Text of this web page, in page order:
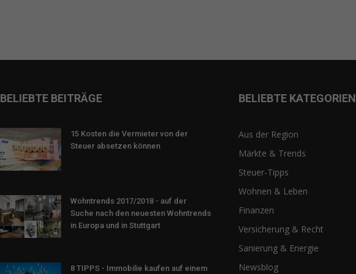
BELIEBTE BEITRÄGE
15 Kosten die Vermieter von der
Steuer absetzen können
Wohntrends 2017/2018 - auf der
Suche nach den neuesten Wohntrends
in Europa und in Stuttgart
8 TIPPS - Immobilie kaufen auf einem
BELIEBTE KATEGORIEN
Aus der Region
Märkte & Trends
Steuer-Tipps
Wohnen & Leben
Finanzen
Versicherung & Recht
Sanierung & Energie
Newsblog